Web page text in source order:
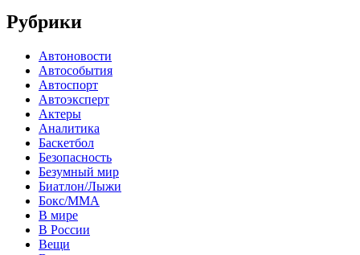
Рубрики
Автоновости
Автособытия
Автоспорт
Автоэксперт
Актеры
Аналитика
Баскетбол
Безопасность
Безумный мир
Биатлон/Лыжи
Бокс/MMA
В мире
В России
Вещи